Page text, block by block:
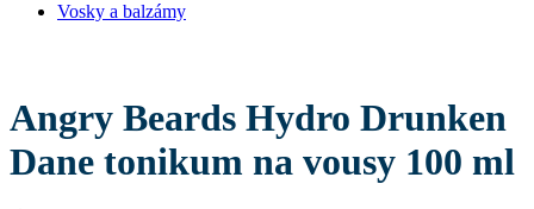
Vosky a balzámy
Angry Beards Hydro Drunken
Dane tonikum na vousy 100 ml